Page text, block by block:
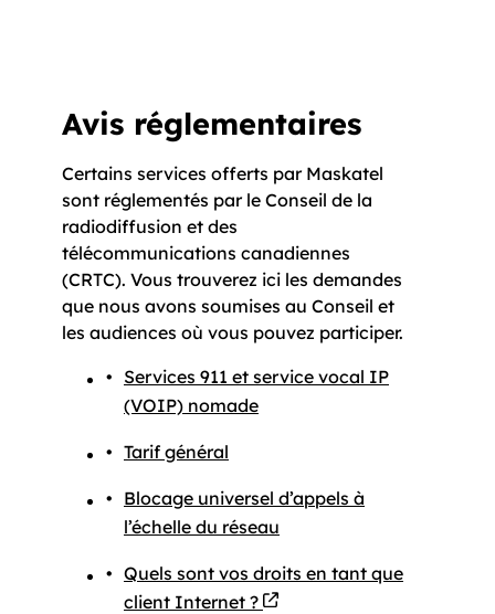
Avis réglementaires
Certains services offerts par Maskatel
sont réglementés par le Conseil de la
radiodiffusion et des
télécommunications canadiennes
(CRTC). Vous trouverez ici les demandes
que nous avons soumises au Conseil et
les audiences où vous pouvez participer.
Services 911 et service vocal IP
(VOIP) nomade
Tarif général
Blocage universel d’appels à
l’échelle du réseau
Quels sont vos droits en tant que
client Internet ?